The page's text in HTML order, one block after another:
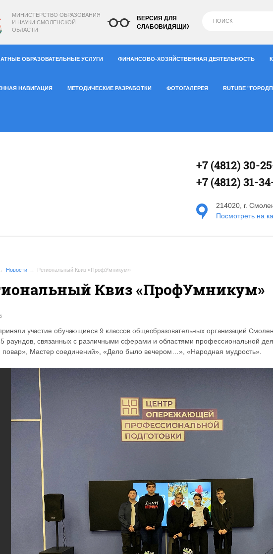
МИНИСТЕРСТВО ОБРАЗОВАНИЯ
И НАУКИ СМОЛЕНСКОЙ
ОБЛАСТИ
ВЕРСИЯ ДЛЯ
СЛАБОВИДЯЩИХ
ОБРАЗОВАТЕЛЬНЫЕ УСЛУГИ ФИНАНСОВО-ХОЗЯЙСТВЕННАЯ ДЕЯТЕЛЬНОСТЬ
НАВИГАЦИЯ МЕТОДИЧЕСКИЕ РАЗРАБОТКИ ФОТОГАЛЕРЕЯ RUTUBE
+7 (4812) 30-
+7 (4812) 31-
214020, г.
Посмотреть на
Новости Региональный Квиз «ПрофУмникум»
Квиз «ПрофУмникум»
участие обучающиеся 9 классов общеобразовательных организаций
раундов, связанных с различными сферами и областями профессиональной
Мастер соединений», «Дело было вечером…», «Народная мудрость».